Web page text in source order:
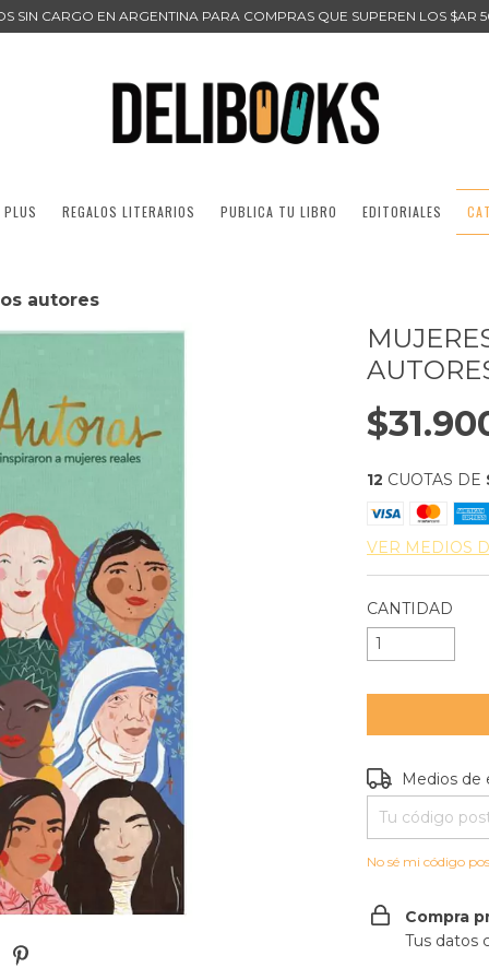
SIN CARGO EN ARGENTINA PARA COMPRAS QUE SUPEREN LOS $AR
PLUS REGALOS LITERARIOS PUBLICA TU LIBRO EDITORIALES
autores
12 CUOTAS DE
VER MEDIOS
CANTIDAD
Entregas para
Medios de
No sé mi código
Compra
Tus datos